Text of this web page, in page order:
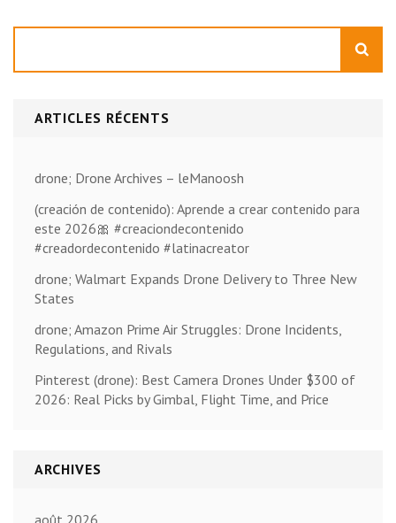
ARTICLES RÉCENTS
drone; Drone Archives – leManoosh
(creación de contenido): Aprende a crear contenido para
este 2026🎀 #creaciondecontenido
#creadordecontenido #latinacreator
drone; Walmart Expands Drone Delivery to Three New
States
drone; Amazon Prime Air Struggles: Drone Incidents,
Regulations, and Rivals
Pinterest (drone): Best Camera Drones Under $300 of
2026: Real Picks by Gimbal, Flight Time, and Price
ARCHIVES